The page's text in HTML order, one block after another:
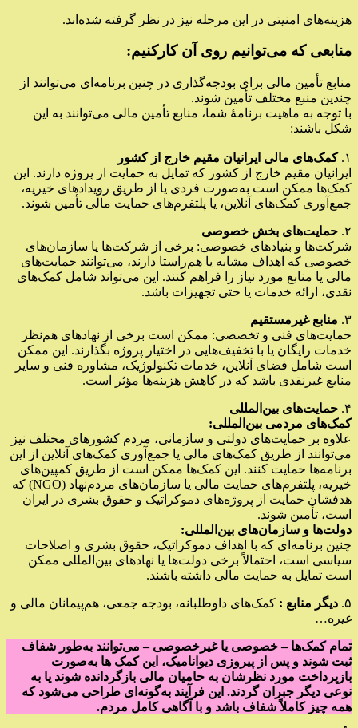
هزینه‌های امنیتی در این مرحله نیز در نظر گرفته شده‌اند.
منابعی که می‌توانیم روی آن کارکنیم:
منابع تأمین مالی برای بودجه‌گذاری در چنین برنامه‌ای می‌توانند از
چندین منبع مختلف تأمین شوند.
با توجه به ماهیت برنامهٔ شما، منابع تأمین مالی می‌توانند به این
شکل باشند:
۱. کمک‌های مالی ایرانیان مقیم خارج از کشور
ایرانیان مقیم خارج از کشور که تمایل به حمایت از پروژه‌ دارند. این
کمک‌ها ممکن است به‌صورت فردی یا از طریق رویدادهای خیریه،
جمع‌آوری کمک‌های آنلاین، یا پلتفرم‌های حمایت مالی تأمین شوند.
۲. حمایت‌های بخش خصوصی
شرکت‌ها و بنیادهای خصوصی: برخی از شرکت‌ها یا سازمان‌های
خصوصی که اهداف مشابه یا هم‌راستا دارند، می‌توانند حمایت‌های
مالی یا منابع مورد نیاز را فراهم کنند. این می‌تواند شامل کمک‌های
نقدی، ارائه خدمات یا حتی تجهیزات باشد.
۳. منابع غیرمستقیم
حمایت‌های فنی و تخصصی: ممکن است برخی از نهادهای هم‌نظر
خدمات رایگان یا با تخفیف‌هایی در اختیار پروژه بگذارند. این ممکن
است شامل فضای آنلاین، خدمات تکنولوژیک، مشاوره فنی و سایر
منابع غیرنقدی باشد که در کاهش هزینه‌ها مؤثر است.
۴. حمایت‌های بین‌المللی
کمک‌های مردمی بین‌المللی:
علاوه بر حمایت‌های دولتی و سازمانی، مردم کشورهای مختلف نیز
می‌توانند از طریق کمک‌های مالی یا جمع‌آوری کمک‌های آنلاین از این
برنامه‌ها حمایت کنند. این کمک‌ها ممکن است از طریق کمپین‌های
خیریه، پلتفرم‌های حمایت مالی یا سازمان‌های مردم‌نهاد (NGO) که
هدفشان حمایت از پروژه‌های دموکراتیک و حقوق بشری در ایران
است، تأمین شوند.
دولت‌ها و سازمان‌های بین‌المللی:
چنین برنامه‌ای که با اهداف دموکراتیک، حقوق بشری و اصلاحات
سیاسی است، احتمالاً برخی دولت‌ها یا نهادهای بین‌المللی ممکن
است تمایل به حمایت مالی داشته باشند.
۵. دیگر منابع : کمک‌های داوطلبانه، بودجه جمعی، هم‌پیمانان مالی و
غیره…
تمام کمک‌ها – خصوصی یا غیرخصوصی – می‌توانند به‌طور شفاف
ثبت شوند و پس از پیروزی دیوانامیک، این کمک ها به‌صورت
بازپرداخت مورد نظرشان به حامیان مالی بازگردانده شوند یا به
نوعی دیگر جبران گردند. این فرآیند به‌گونه‌ای طراحی می‌شود که
همه چیز کاملاً شفاف باشد و با آگاهی کامل مردم.